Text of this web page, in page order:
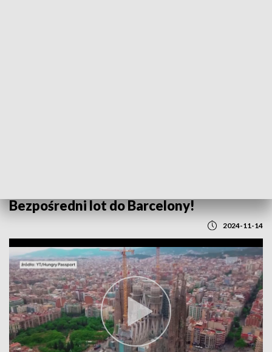
Bezpośredni lot do Barcelony!
2024-11-14